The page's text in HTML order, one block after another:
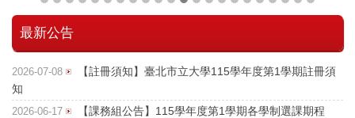
最新公告
2026-07-08
【註冊須知】臺北市立大學115學年度第1學期註冊須
知
2026-06-17 【課務組公告】115學年度第1學期各學制選課期程